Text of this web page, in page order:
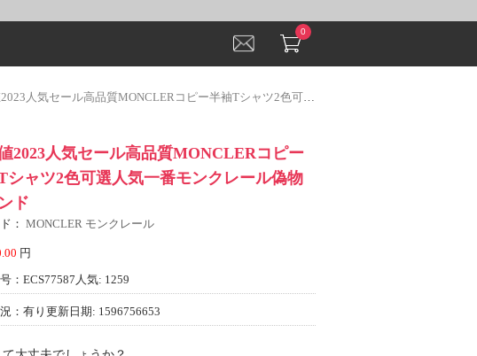
0
気セール高品質MONCLERコピー半袖Tシャツ2色可選人気一番モンクレール偽物ブランド
2023人気セール高品質MONCLERコピー
シャツ2色可選人気一番モンクレール偽物
ド
： MONCLER モンクレール
円
：ECS77587人気: 1259
：有り更新日期: 1596756653